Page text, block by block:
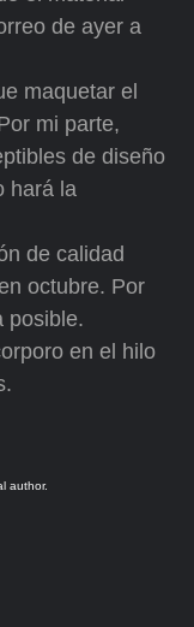
de ayer a
maquetar el
mi parte,
de diseño
hará la
de calidad
octubre. Por
posible.
en el hilo
author.